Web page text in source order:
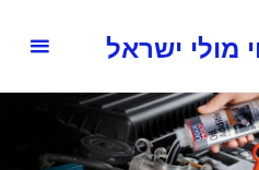
מולי ישראל